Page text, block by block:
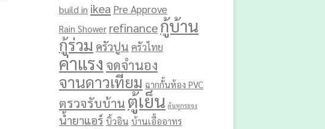
build in ikea Pre Approve
Rain Shower refinanceกู้บ้าน
กู้ร่วม ครัวปูน ครัวไทย
ค่าแรง จดจำนอง
จานดาวเทียม ฉากกั้นห้อง PVC
ตรวจรับบ้าน ตู้เย็น ต้นหูกระจง
น้ำยาแอร์ บิ้วอิน บ้านเอื้ออาทร